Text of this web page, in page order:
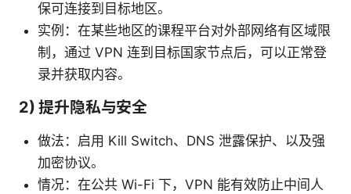
保可连接到目标地区。
实例：在某些地区的课程平台对外部网络有区域限
制，通过 VPN 连到目标国家节点后，可以正常登
录并获取内容。
2) 提升隐私与安全
做法：启用 Kill Switch、DNS 泄露保护、以及强
加密协议。
情况：在公共 Wi-Fi 下，VPN 能有效防止中间人